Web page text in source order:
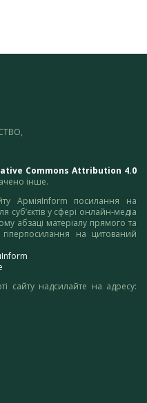
Commons Attribution 4.0
інше.
АрміяInform посилання на
суб’єктів у сфері онлайн-медіа
абзаці матеріалу прямого та
на цитований
сайту надсилайте на адресу: